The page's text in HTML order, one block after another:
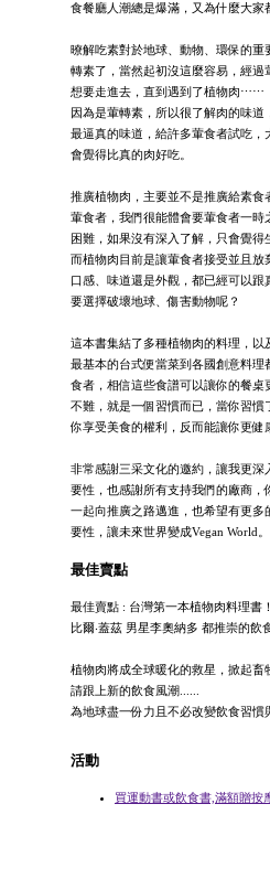
食餐廳人潮總是爆滿，又為什麼大家
暸解吃素對於地球、動物、環保的重
轉素了，當然起初沒這麼容易，經過
想要走進去，直到遇到了植物肉⋯⋯
因為是葷轉素，所以很了解肉的味
最逼真的味道，給許多葷食者試吃，
會覺得比真的肉好吃。
推廣植物肉，主要並不是推廣給素食
葷食者，我們很能體會要葷食者一時
困難，如果沒有深入了解，只會覺
而植物肉目前是讓葷食者接受並且放
口感、味道還是外觀，都已經可以跟
要選擇破壞地球、傷害動物呢？
這本書集結了多種植物肉的料理，以
最基本的台式便當菜到各國創意料理
食者，相信這些食譜可以讓你的餐桌
不難，就是一個習慣而已，當你習慣
你享受美食的權利，反而能讓你更健
非常感謝三采文化的邀約，讓我更深
要性，也感謝所有支持我們的廠商，
一起向推廣之路邁進，也希望有更多
要性，讓未來世界變成Vegan World。
最佳賣點
最佳賣點 : 台灣第一本植物肉料理書！
比爾‧蓋茲 男星李奧納多 都推崇的飲
植物肉將成全球暖化的救星，掀起畜
請跟上新的飲食風潮......
為地球盡一份力且不必改變飲食習慣
活動
買運動書或飲食書,滿額贈按